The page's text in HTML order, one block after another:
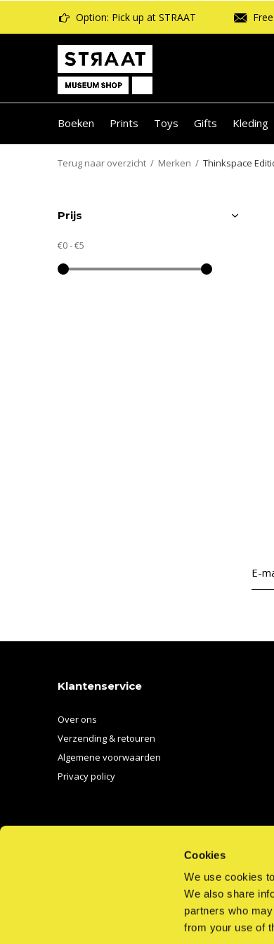
Cookies
We use cookies
We also share
partners who
from your use of
Boeken Prints Toys Gifts Kleding
Option: Pick up at STRAAT
Terug naar overzicht Merken Thinkspace
Prijs
€0-€5
Klantenservice
Over ons
Verzending & retouren
Algemene voorwaarden
Privacy policy
EMAIL ONS